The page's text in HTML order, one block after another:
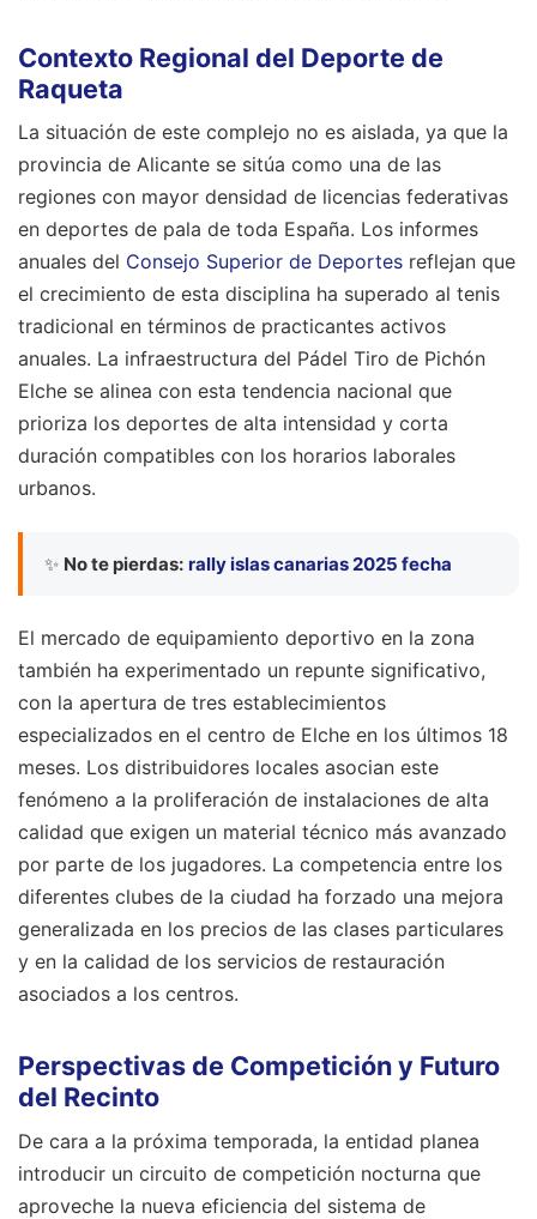
Contexto Regional del Deporte de
Raqueta
La situación de este complejo no es aislada, ya que la
provincia de Alicante se sitúa como una de las
regiones con mayor densidad de licencias federativas
en deportes de pala de toda España. Los informes
anuales del Consejo Superior de Deportes reflejan que
el crecimiento de esta disciplina ha superado al tenis
tradicional en términos de practicantes activos
anuales. La infraestructura del Pádel Tiro de Pichón
Elche se alinea con esta tendencia nacional que
prioriza los deportes de alta intensidad y corta
duración compatibles con los horarios laborales
urbanos.
✨ No te pierdas: rally islas canarias 2025 fecha
El mercado de equipamiento deportivo en la zona
también ha experimentado un repunte significativo,
con la apertura de tres establecimientos
especializados en el centro de Elche en los últimos 18
meses. Los distribuidores locales asocian este
fenómeno a la proliferación de instalaciones de alta
calidad que exigen un material técnico más avanzado
por parte de los jugadores. La competencia entre los
diferentes clubes de la ciudad ha forzado una mejora
generalizada en los precios de las clases particulares
y en la calidad de los servicios de restauración
asociados a los centros.
Perspectivas de Competición y Futuro
del Recinto
De cara a la próxima temporada, la entidad planea
introducir un circuito de competición nocturna que
aproveche la nueva eficiencia del sistema de